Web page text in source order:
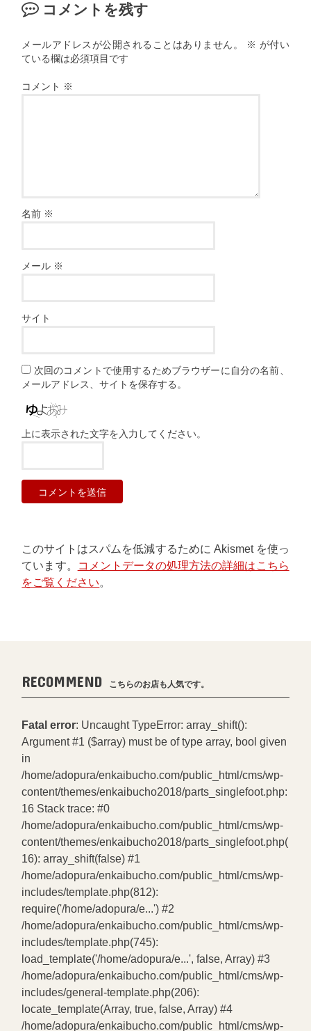
コメントを残す
メールアドレスが公開されることはありません。 ※ が付い
ている欄は必須項目です
コメント ※
名前 ※
メール ※
サイト
次回のコメントで使用するためブラウザーに自分の名前、
メールアドレス、サイトを保存する。
上に表示された文字を入力してください。
このサイトはスパムを低減するために Akismet を使っ
ています。
コメントデータの処理方法の詳細はこちら
をご覧ください。
RECOMMEND こちらのお店も人気です。
Fatal error: Uncaught TypeError: array_shift():
Argument #1 ($array) must be of type array, bool given
in
/home/adopura/enkaibucho.com/public_html/cms/wp-
content/themes/enkaibucho2018/parts_singlefoot.php:
16 Stack trace: #0
/home/adopura/enkaibucho.com/public_html/cms/wp-
content/themes/enkaibucho2018/parts_singlefoot.php(
16): array_shift(false) #1
/home/adopura/enkaibucho.com/public_html/cms/wp-
includes/template.php(812):
require('/home/adopura/e...') #2
/home/adopura/enkaibucho.com/public_html/cms/wp-
includes/template.php(745):
load_template('/home/adopura/e...', false, Array) #3
/home/adopura/enkaibucho.com/public_html/cms/wp-
includes/general-template.php(206):
locate_template(Array, true, false, Array) #4
/home/adopura/enkaibucho.com/public_html/cms/wp-